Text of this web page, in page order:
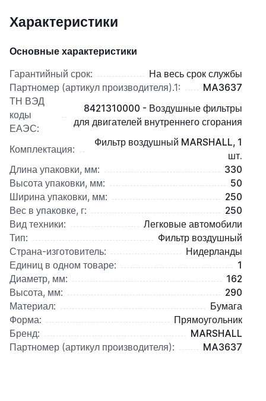
Характеристики
Основные характеристики
Гарантийный срок:
На весь срок службы
Партномер (артикул производителя).1:
MA3637
ТН ВЭД
коды
ЕАЭС:
8421310000 - Воздушные фильтры
для двигателей внутреннего сгорания
Комплектация:
Фильтр воздушный MARSHALL, 1
шт.
Длина упаковки, мм:
330
Высота упаковки, мм:
50
Ширина упаковки, мм:
250
Вес в упаковке, г:
250
Вид техники:
Легковые автомобили
Тип:
Фильтр воздушный
Страна-изготовитель:
Нидерланды
Единиц в одном товаре:
1
Диаметр, мм:
162
Высота, мм:
290
Материал:
Бумага
Форма:
Прямоугольник
Бренд:
MARSHALL
Партномер (артикул производителя):
MA3637